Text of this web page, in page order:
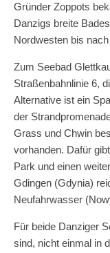
Gründer Zoppots
Danzigs breite
Nordwesten bis
Zum Seebad
Straßenbahnlinie 6,
Alternative ist ein
der
Grass und Chwin
vorhanden. Dafür
Park und einen
Gdingen (Gdynia)
Neufahrwasser
Für beide Danziger
sind, nicht einmal in